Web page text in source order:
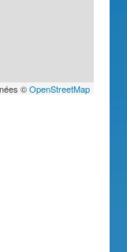
©OpenStreetMap